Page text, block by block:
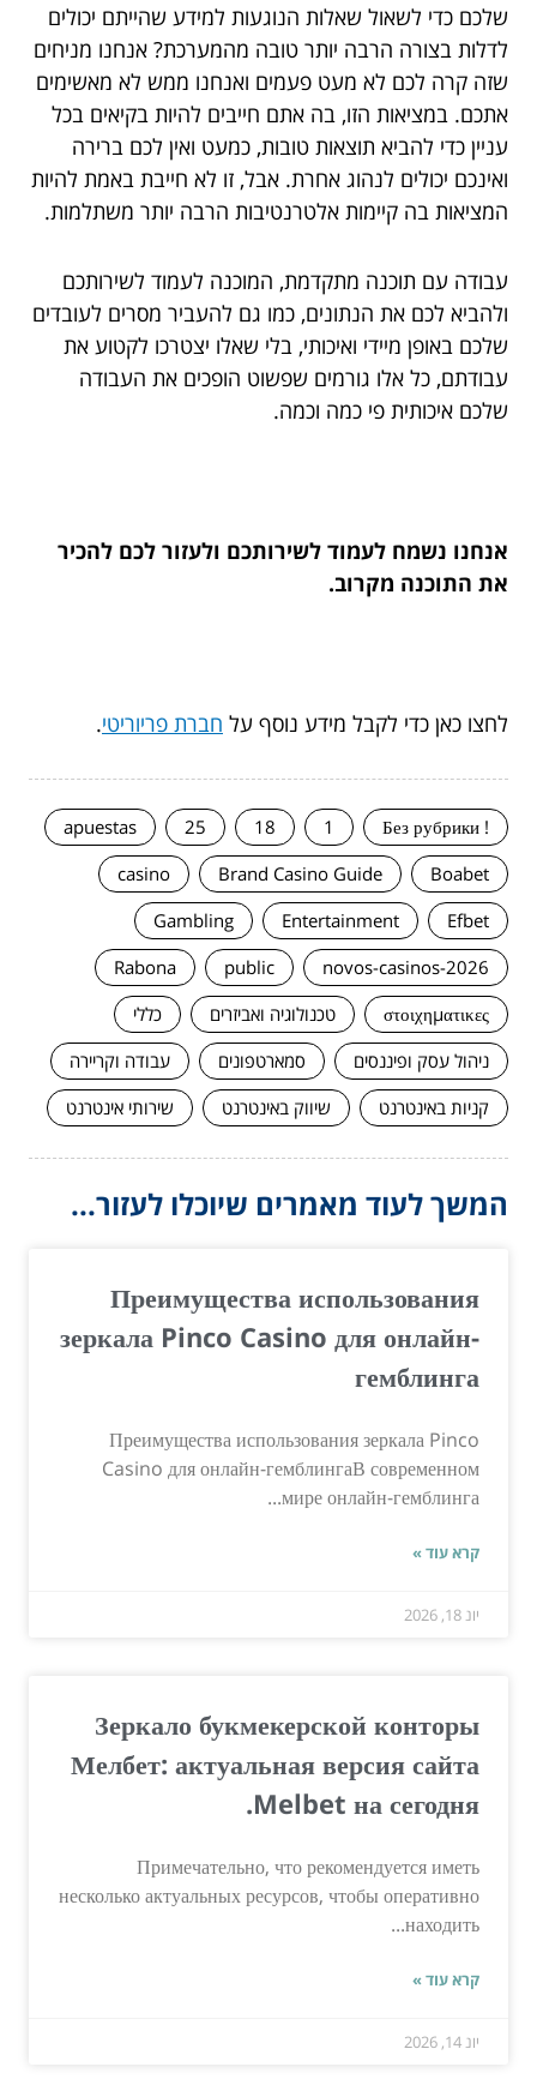
שלכם כדי לשאול שאלות הנוגעות למידע שהייתם יכולים
לדלות בצורה הרבה יותר טובה מהמערכת? אנחנו מניחים
שזה קרה לכם לא מעט פעמים ואנחנו ממש לא מאשימים
אתכם. במציאות הזו, בה אתם חייבים להיות בקיאים בכל
עניין כדי להביא תוצאות טובות, כמעט ואין לכם ברירה
ואינכם יכולים לנהוג אחרת. אבל, זו לא חייבת באמת להיות
המציאות בה קיימות אלטרנטיבות הרבה יותר משתלמות.
עבודה עם תוכנה מתקדמת, המוכנה לעמוד לשירותכם
ולהביא לכם את הנתונים, כמו גם להעביר מסרים לעובדים
שלכם באופן מיידי ואיכותי, בלי שאלו יצטרכו לקטוע את
עבודתם, כל אלו גורמים שפשוט הופכים את העבודה
שלכם איכותית פי כמה וכמה.
אנחנו נשמח לעמוד לשירותכם ולעזור לכם להכיר
את התוכנה מקרוב.
לחצו כאן כדי לקבל מידע נוסף על חברת פריוריטי.
! Без рубрики
1
18
25
apuestas
Boabet
Brand Casino Guide
casino
Efbet
Entertainment
Gambling
novos-casinos-2026
public
Rabona
στοιχηματικες
טכנולוגיה ואביזרים
כללי
ניהול עסק ופיננסים
סמארטפונים
עבודה וקריירה
קניות באינטרנט
שיווק באינטרנט שירותי אינטרנט
המשך לעוד מאמרים שיוכלו לעזור...
Преимущества использования
зеркала Pinco Casino для онлайн-
гемблинга
Преимущества использования зеркала Pinco
Casino для онлайн-гемблингаВ современном
мире онлайн-гемблинга...
קרא עוד »
יונ 18, 2026
Зеркало букмекерской конторы
Мелбет: актуальная версия сайта
Melbet на сегодня.
Примечательно, что рекомендуется иметь
несколько актуальных ресурсов, чтобы оперативно
находить...
קרא עוד »
יונ 14, 2026